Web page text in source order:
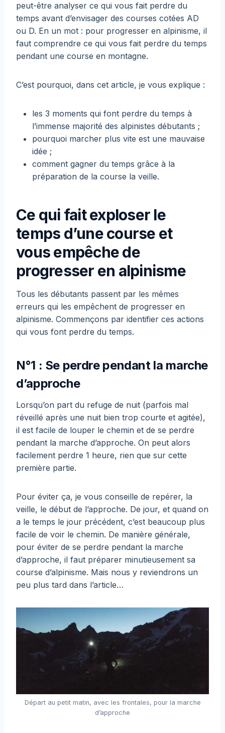
peut-être analyser ce qui vous fait perdre du
temps avant d’envisager des courses cotées AD
ou D. En un mot : pour progresser en alpinisme, il
faut comprendre ce qui vous fait perdre du temps
pendant une course en montagne.
C’est pourquoi, dans cet article, je vous explique :
les 3 moments qui font perdre du temps à
l’immense majorité des alpinistes débutants ;
pourquoi marcher plus vite est une mauvaise
idée ;
comment gagner du temps grâce à la
préparation de la course la veille.
Ce qui fait exploser le
temps d’une course et
vous empêche de
progresser en alpinisme
Tous les débutants passent par les mêmes
erreurs qui les empêchent de progresser en
alpinisme. Commençons par identifier ces actions
qui vous font perdre du temps.
N°1 : Se perdre pendant la marche
d’approche
Lorsqu’on part du refuge de nuit (parfois mal
réveillé après une nuit bien trop courte et agitée),
il est facile de louper le chemin et de se perdre
pendant la marche d’approche. On peut alors
facilement perdre 1 heure, rien que sur cette
première partie.
Pour éviter ça, je vous conseille de repérer, la
veille, le début de l’approche. De jour, et quand on
a le temps le jour précédent, c’est beaucoup plus
facile de voir le chemin. De manière générale,
pour éviter de se perdre pendant la marche
d’approche, il faut préparer minutieusement sa
course d’alpinisme. Mais nous y reviendrons un
peu plus tard dans l’article…
Départ au petit matin, avec les frontales, pour la marche
d’approche